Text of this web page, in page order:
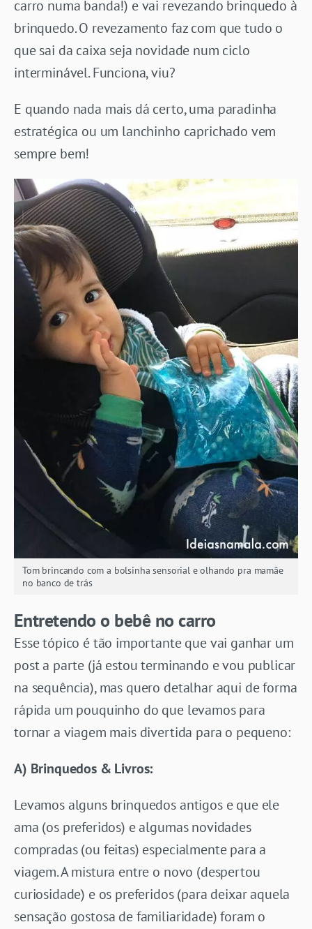
carro numa banda!) e vai revezando brinquedo à
brinquedo. O revezamento faz com que tudo o
que sai da caixa seja novidade num ciclo
interminável. Funciona, viu?
E quando nada mais dá certo, uma paradinha
estratégica ou um lanchinho caprichado vem
sempre bem!
Tom brincando com a bolsinha sensorial e olhando pra mamãe
no banco de trás
Entretendo o bebê no carro
Esse tópico é tão importante que vai ganhar um
post a parte (já estou terminando e vou publicar
na sequência), mas quero detalhar aqui de forma
rápida um pouquinho do que levamos para
tornar a viagem mais divertida para o pequeno:
A) Brinquedos & Livros:
Levamos alguns brinquedos antigos e que ele
ama (os preferidos) e algumas novidades
compradas (ou feitas) especialmente para a
viagem. A mistura entre o novo (despertou
curiosidade) e os preferidos (para deixar aquela
sensação gostosa de familiaridade) foram o